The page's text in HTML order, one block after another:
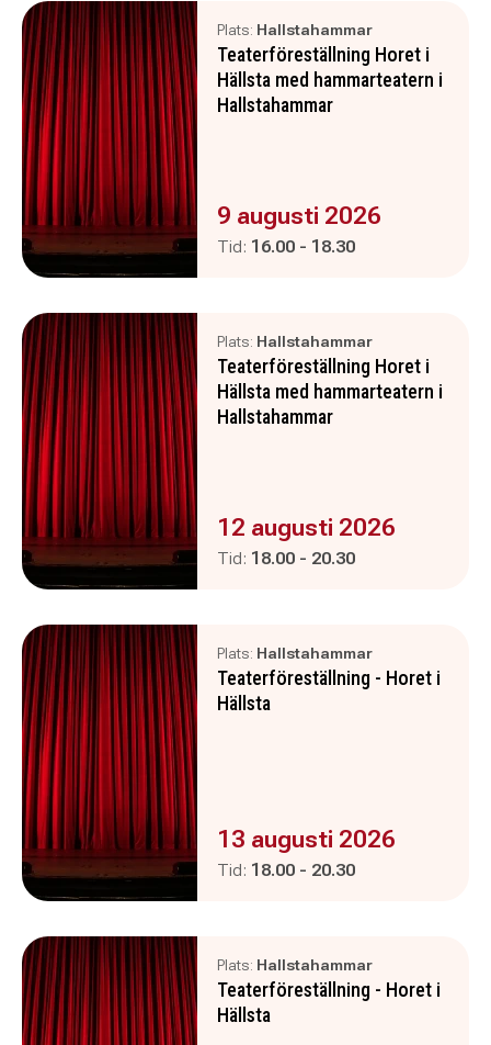
Plats: Hallstahammar
Teaterföreställning Horet i
Hällsta med hammarteatern i
Hallstahammar
Evenemanget är :
9 augusti 2026
Tid: Pågår mellan
16.00 - och
18.30
Plats: Hallstahammar
Teaterföreställning Horet i
Hällsta med hammarteatern i
Hallstahammar
Evenemanget är :
12 augusti 2026
Tid: Pågår mellan
18.00 - och
20.30
Plats: Hallstahammar
Teaterföreställning - Horet i
Hällsta
Evenemanget är :
13 augusti 2026
Tid: Pågår mellan
18.00 - och
20.30
Plats: Hallstahammar
Teaterföreställning - Horet i
Hällsta